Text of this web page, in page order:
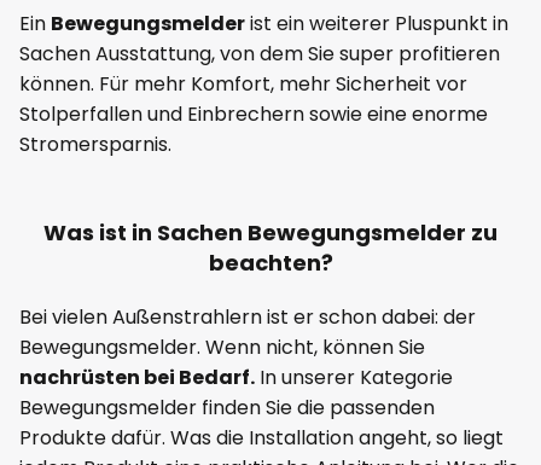
Ein Bewegungsmelderist ein weiterer Pluspunkt in
Sachen Ausstattung, von dem Sie super profitieren
können. Für mehr Komfort, mehr Sicherheit vor
Stolperfallen und Einbrechern sowie eine enorme
Stromersparnis.
Was ist in Sachen Bewegungsmelder zu
beachten?
Bei vielen Außenstrahlern ist er schon dabei: der
Bewegungsmelder. Wenn nicht, können Sie
nachrüsten bei Bedarf. In unserer Kategorie
Bewegungsmelder finden Sie die passenden
Produkte dafür. Was die Installation angeht, so liegt